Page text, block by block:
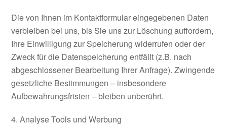
Die von Ihnen im Kontaktformular eingegebenen Daten
verbleiben bei uns, bis Sie uns zur Löschung auffordern,
Ihre Einwilligung zur Speicherung widerrufen oder der
Zweck für die Datenspeicherung entfällt (z.B. nach
abgeschlossener Bearbeitung Ihrer Anfrage). Zwingende
gesetzliche Bestimmungen – insbesondere
Aufbewahrungsfristen – bleiben unberührt.
4. Analyse Tools und Werbung